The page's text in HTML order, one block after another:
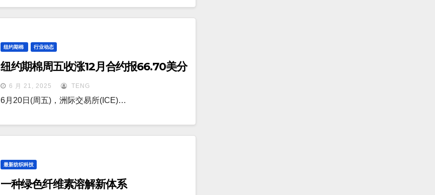
纽约期棉 行业动态
纽约期棉周五收涨12月合约报66.70美分
6 月 21, 2025 TENG
6月20日(周五)，洲际交易所(ICE)…
最新纺织科技
一种绿色纤维素溶解新体系